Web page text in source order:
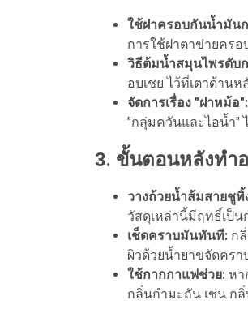
ใช้ฝาครอบกันน้ำมัน
การใช้ฝาตาข่ายคร
วิธีต้มน้ำสมุนไพรดับ
อบเชย ไว้ที่เตาด้าน
จัดการเรื่อง "ฝาหม้อ":
"กลุ่มควันและไอน้ำ"
3. ขั้นตอนหลังทำ
วางถ้วยน้ำส้มสายชูทิ้
วัสดุเหล่านี้มีฤทธิ์เป็
เช็ดคราบมันทันที: ก
ผิวด้วยน้ำยาขจัดคร
ใช้กากกาแฟช่วย: หา
กลิ่นกำมะถัน เช่น ก